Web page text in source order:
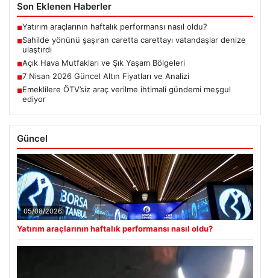
Son Eklenen Haberler
■Yatırım araçlarının haftalık performansı nasıl oldu?
■Sahilde yönünü şaşıran caretta carettayı vatandaşlar denize
ulaştırdı
■Açık Hava Mutfakları ve Şık Yaşam Bölgeleri
■7 Nisan 2026 Güncel Altın Fiyatları ve Analizi
■Emeklilere ÖTV’siz araç verilme ihtimali gündemi meşgul
ediyor
Güncel
05/08/2026
Yatırım araçlarının haftalık performansı nasıl oldu?